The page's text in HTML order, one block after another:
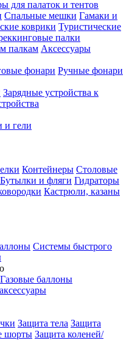
для палаток и тентов
Спальные мешки Гамаки и
коврики Туристические
палки
палкам Аксессуары
фонари Ручные фонари
Зарядные устройства к
гели
Контейнеры Столовые
Бутылки и фляги Гидраторы
Кастрюли, казаны
Системы быстрого
Газовые баллоны
Защита тела Защита
шорты Защита коленей/